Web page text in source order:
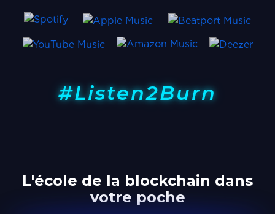
#Listen2Burn
L'école de la blockchain dans
votre poche